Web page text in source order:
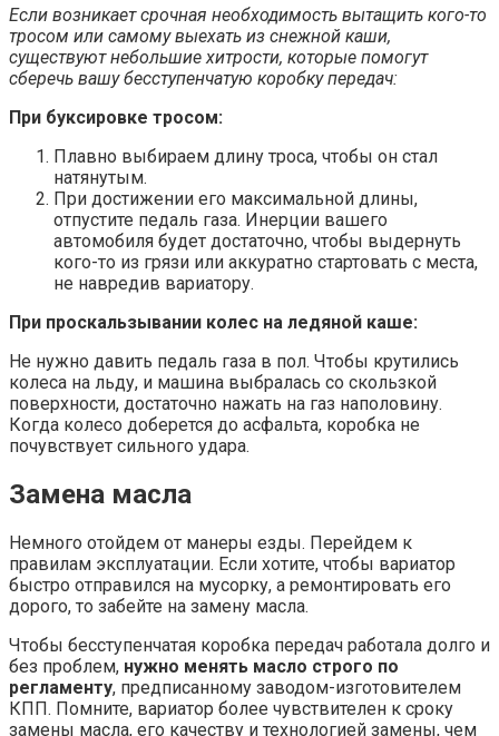
Если возникает срочная необходимость вытащить кого-то
тросом или самому выехать из снежной каши,
существуют небольшие хитрости, которые помогут
сберечь вашу бесступенчатую коробку передач:
При буксировке тросом:
Плавно выбираем длину троса, чтобы он стал
натянутым.
При достижении его максимальной длины,
отпустите педаль газа. Инерции вашего
автомобиля будет достаточно, чтобы выдернуть
кого-то из грязи или аккуратно стартовать с места,
не навредив вариатору.
При проскальзывании колес на ледяной каше:
Не нужно давить педаль газа в пол. Чтобы крутились
колеса на льду, и машина выбралась со скользкой
поверхности, достаточно нажать на газ наполовину.
Когда колесо доберется до асфальта, коробка не
почувствует сильного удара.
Замена масла
Немного отойдем от манеры езды. Перейдем к
правилам эксплуатации. Если хотите, чтобы вариатор
быстро отправился на мусорку, а ремонтировать его
дорого, то забейте на замену масла.
Чтобы бесступенчатая коробка передач работала долго и
без проблем, нужно менять масло строго по
регламенту, предписанному заводом-изготовителем
КПП. Помните, вариатор более чувствителен к сроку
замены масла, его качеству и технологией замены, чем